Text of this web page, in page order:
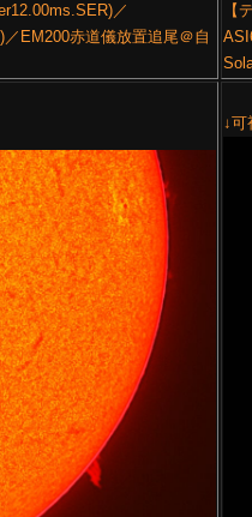
／
EM200赤道儀放置追尾＠自
【
↓可